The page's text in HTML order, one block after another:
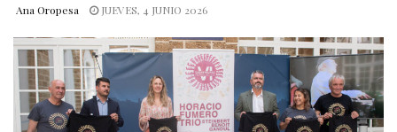
Ana Oropesa JUEVES, 4 JUNIO 2026